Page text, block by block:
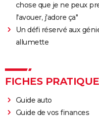
chose que je ne peux
l'avouer, j'adore ça"
Un défi réservé aux
allumette
FICHES
Guide auto
Guide de vos finances